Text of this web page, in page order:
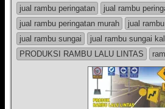
jual rambu peringatan
jual rambu
jual rambu peringatan murah
jual
jual rambu sungai
jual rambu sungai
PRODUKSI RAMBU LALU LINTAS